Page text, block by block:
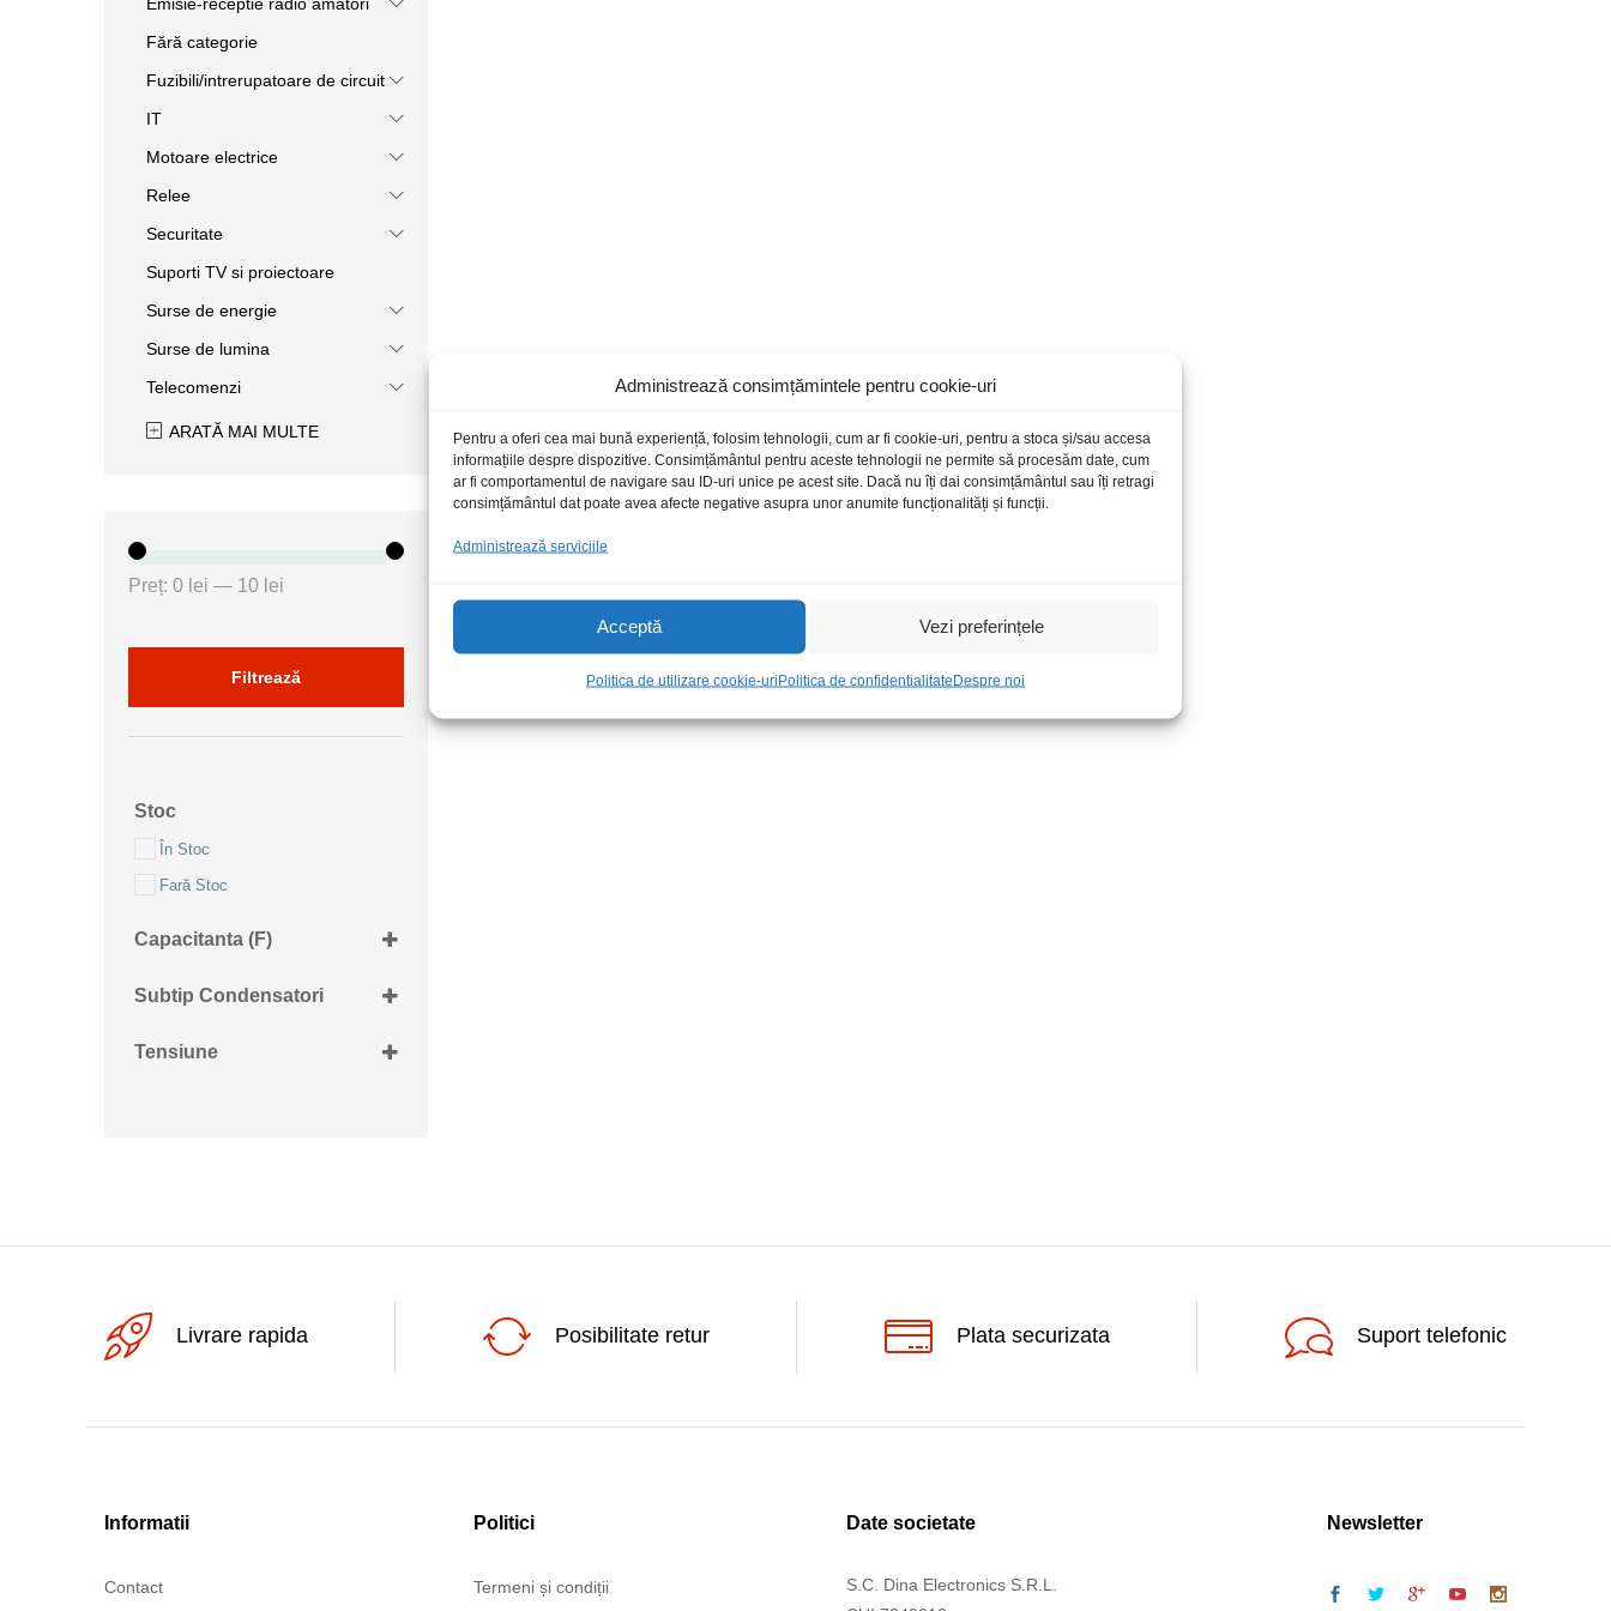
Administrează consimțămintele pentru cookie-uri
Pentru a oferi cea mai bună experiență, folosim tehnologii, cum ar fi cookie-uri, pentru a stoca și/sau accesa
informațiile despre dispozitive. Consimțământul pentru aceste tehnologii ne permite să procesăm date, cum
ar fi comportamentul de navigare sau ID-uri unice pe acest site. Dacă nu îți dai consimțământul sau îți retragi
consimțământul dat poate avea afecte negative asupra unor anumite funcționalități și funcții.
Administrează serviciile
Acceptă Vezi preferințele
Politica de utilizare cookie-uriPolitica de confidentialitateDespre noi
Fără categorie
Fuzibili/intrerupatoare de circuit
IT
Motoare electrice
Relee
Securitate
Suporti TV si proiectoare
Surse de energie
Surse de lumina
Telecomenzi
ARATĂ MAI MULTE
Filtrează
Preț: 0 lei — 10 lei
Stoc
În Stoc
Fară Stoc
Capacitanta (F)
Subtip Condensatori
Tensiune
Livrare rapida Posibilitate retur Plata securizata Suport telefonic
Informatii
Contact
Politici
Termeni și condiții
Date societate
S.C. Dina Electronics S.R.L.
Newsletter